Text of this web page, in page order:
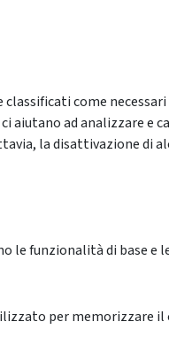
come
ad analizzare e
la disattivazione di
funzionalità di base e
per memorizzare